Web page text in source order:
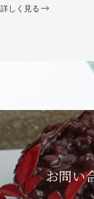
詳しく見る
お問い